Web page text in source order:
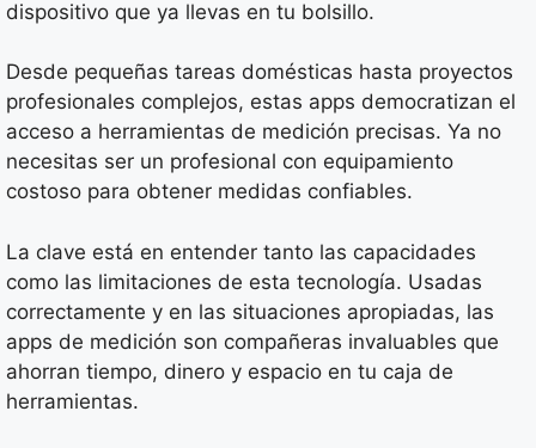
dispositivo que ya llevas en tu bolsillo.
Desde pequeñas tareas domésticas hasta proyectos
profesionales complejos, estas apps democratizan el
acceso a herramientas de medición precisas. Ya no
necesitas ser un profesional con equipamiento
costoso para obtener medidas confiables.
La clave está en entender tanto las capacidades
como las limitaciones de esta tecnología. Usadas
correctamente y en las situaciones apropiadas, las
apps de medición son compañeras invaluables que
ahorran tiempo, dinero y espacio en tu caja de
herramientas.